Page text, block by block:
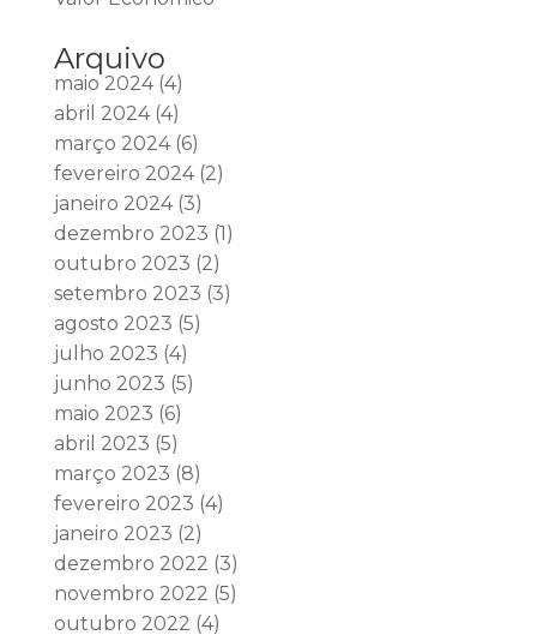
Arquivo
maio 2024(4)
abril 2024(4)
março 2024(6)
fevereiro 2024(2)
janeiro 2024(3)
dezembro 2023 (1)
outubro 2023 (2)
setembro 2023 (3)
agosto 2023 (5)
julho 2023 (4)
junho 2023 (5)
maio 2023 (6)
abril 2023 (5)
março 2023 (8)
fevereiro 2023 (4)
janeiro 2023 (2)
dezembro 2022 (3)
novembro 2022 (5)
outubro 2022 (4)